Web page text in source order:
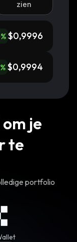
zien
% $0,9996
% $0,9994
je
te
portfolio